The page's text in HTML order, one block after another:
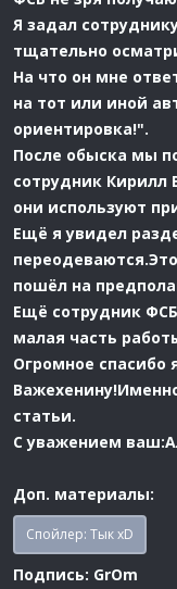
Я задал
тщательно
На что он мне
на тот или иной
ориентировка!".
После обыска мы
сотрудник Кирилл
они используют
Ещё я увидел
пошёл на
Ещё сотрудник
малая часть
Огромное спасибо
статьи.
С уважением
Доп. материалы:
Спойлер: Тык xD
Подпись: GrOm